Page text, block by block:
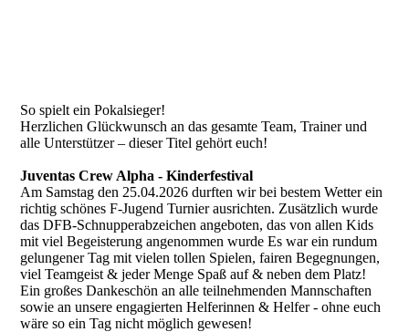
So spielt ein Pokalsieger!
Herzlichen Glückwunsch an das gesamte Team, Trainer und
alle Unterstützer – dieser Titel gehört euch!
Juventas Crew Alpha - Kinderfestival
Am Samstag den 25.04.2026 durften wir bei bestem Wetter ein
richtig schönes F-Jugend Turnier ausrichten. Zusätzlich wurde
das DFB-Schnupperabzeichen angeboten, das von allen Kids
mit viel Begeisterung angenommen wurde Es war ein rundum
gelungener Tag mit vielen tollen Spielen, fairen Begegnungen,
viel Teamgeist & jeder Menge Spaß auf & neben dem Platz!
Ein großes Dankeschön an alle teilnehmenden Mannschaften
sowie an unsere engagierten Helferinnen & Helfer - ohne euch
wäre so ein Tag nicht möglich gewesen!